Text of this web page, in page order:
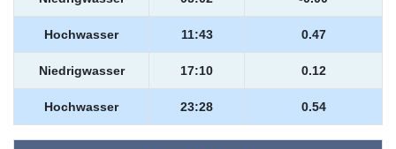
Hochwasser 11:43 0.47
Niedrigwasser 17:10 0.12
Hochwasser 23:28 0.54